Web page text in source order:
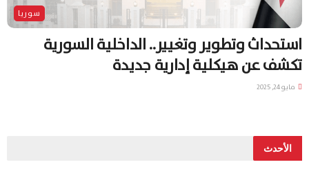
سوريا
استحداث وتطوير وتغيير.. الداخلية السورية
تكشف عن هيكلية إدارية جديدة
مايو 24, 2025
الأحدث